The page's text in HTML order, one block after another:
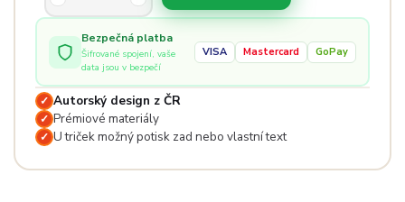
Bezpečná platba
Šifrované spojení, vaše
data jsou v bezpečí
VISA Mastercard GoPay
✓ Autorský design z ČR
✓ Prémiové materiály
✓ U triček možný potisk zad nebo vlastní text